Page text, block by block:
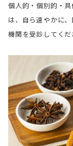
個人的・個別的・
は、自ら速やかに
機関を受診してく